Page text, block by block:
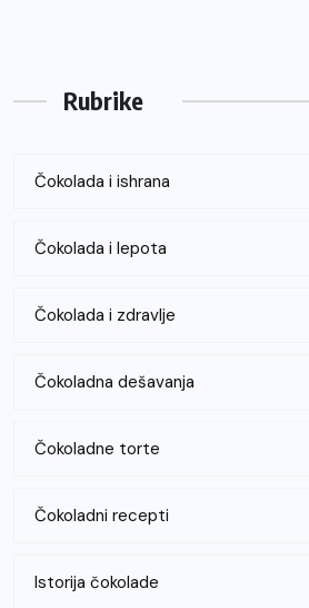
Rubrike
Čokolada i ishrana
Čokolada i lepota
Čokolada i zdravlje
Čokoladna dešavanja
Čokoladne torte
Čokoladni recepti
Istorija čokolade